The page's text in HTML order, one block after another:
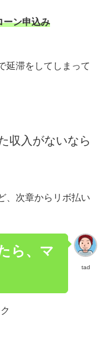
ーン申込み
延滞をしてしまって
収入がないなら
、次章からリボ払い
tad
ら、マ